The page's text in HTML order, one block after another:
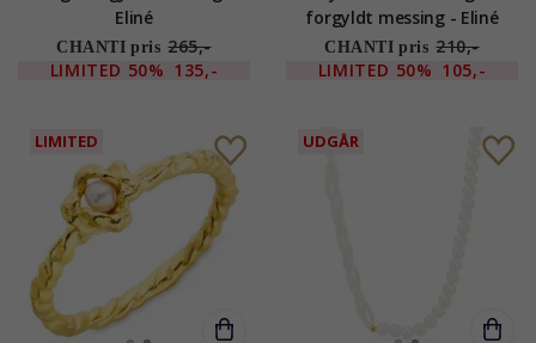
Eliné
CHANTI pris 265,-
LIMITED 50% 135,-
forgyldt messing - Eliné
CHANTI pris 210,-
LIMITED 50% 105,-
LIMITED UDGÅR